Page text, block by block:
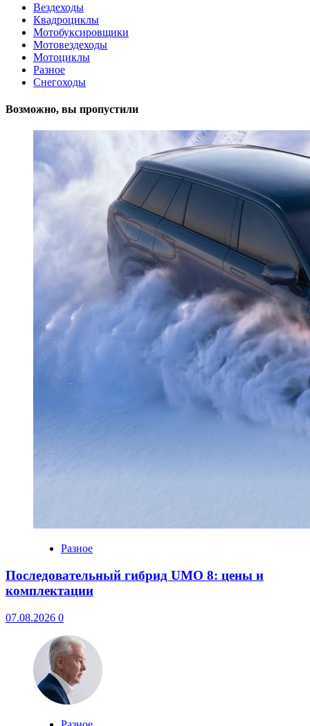
Вездеходы
Квадроциклы
Мотобуксировщики
Мотовездеходы
Мотоциклы
Разное
Снегоходы
Возможно, вы пропустили
Разное
Последовательный гибрид UMO 8: цены и
комплектации
07.08.2026 0